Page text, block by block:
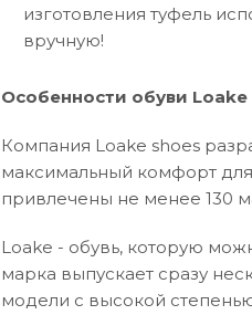
изготовления туфель
вручную!
Особенности обуви Loake
Компания Loake shoes
максимальный комфорт
привлечены не менее 130
Loake - обувь, которую
марка выпускает сразу
модели с высокой